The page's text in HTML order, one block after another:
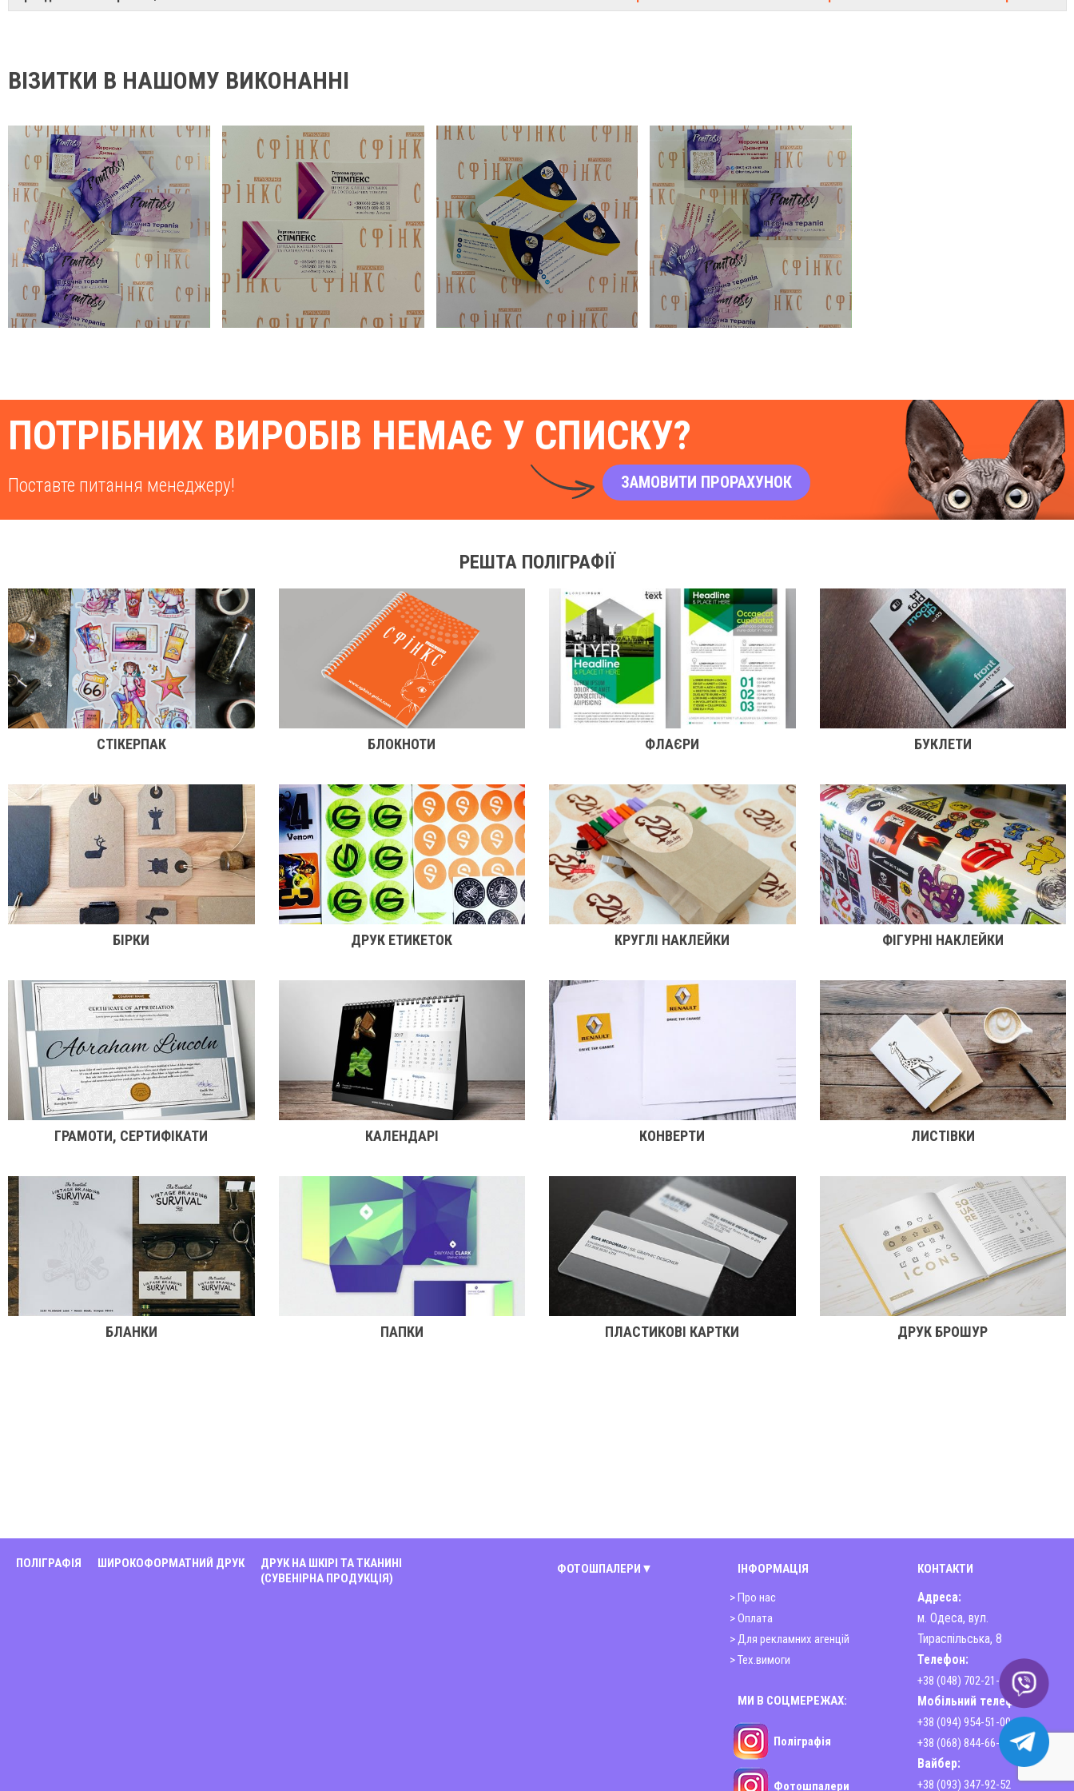
ВІЗИТКИ В НАШОМУ ВИКОНАННІ
ПОТРІБНИХ ВИРОБІВ НЕМАЄ У СПИСКУ?
Поставте питання менеджеру! ЗАМОВИТИ ПРОРАХУНОК
РЕШТА ПОЛІГРАФІЇ
СТІКЕРПАК БЛОКНОТИ ФЛАЄРИ БУКЛЕТИ
БІРКИ ДРУК ЕТИКЕТОК КРУГЛІ НАКЛЕЙКИ ФІГУРНІ НАКЛЕЙКИ
ГРАМОТИ, СЕРТИФІКАТИ КАЛЕНДАРІ КОНВЕРТИ ЛИСТІВКИ
БЛАНКИ ПАПКИ ПЛАСТИКОВІ КАРТКИ ДРУК БРОШУР
ПОЛІГРАФІЯ ШИРОКОФОРМАТНИЙ ДРУК
ДРУК НА ШКІРІ ТА ТКАНИНІ
(СУВЕНІРНА ПРОДУКЦІЯ)
ФОТОШПАЛЕРИ
ІНФОРМАЦІЯ
> Про нас
> Оплата
> Для рекламних агенцій
> Тех.вимоги
МИ В СОЦМЕРЕЖАХ:
Поліграфія
Фотошпалери
КОНТАКТИ
Адреса:
м. Одеса, вул.
Тираспільська, 8
Телефон:
+38 (048) 702-21-00
Мобільний телефон:
+38 (094) 954-51-00
+38 (068) 844-66-44
Вайбер:
+38 (093) 347-92-52